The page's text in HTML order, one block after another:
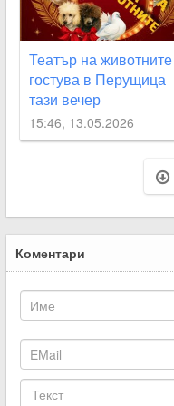
Театър на животните
гостува в Перущица
тази вечер
15:46, 13.05.2026
Коментари